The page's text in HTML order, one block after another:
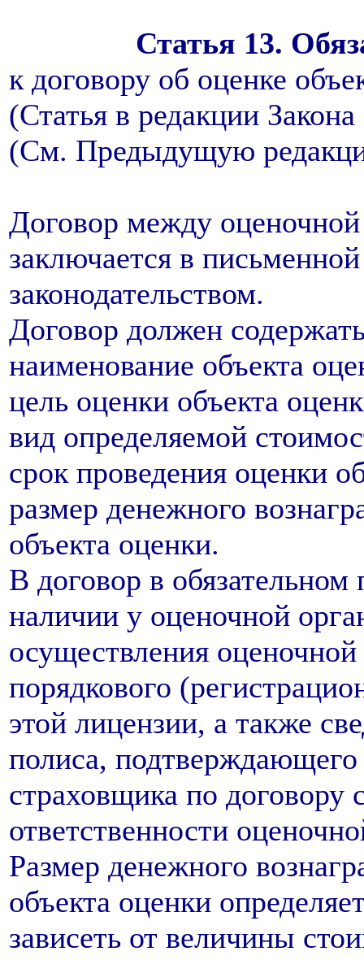
Статья 13.
к договору об оценке
(Статья в редакции
(См. Предыдущую
Договор между оценочной
заключается в
законодательством.
Договор должен
наименование объекта
цель оценки объекта
вид определяемой
срок проведения оценки
размер денежного
объекта оценки.
В договор в
наличии у оценочной
осуществления
порядкового
этой лицензии, а также
полиса, подтверждающего
страховщика по договору
ответственности
Размер денежного
объекта оценки
зависеть от величины